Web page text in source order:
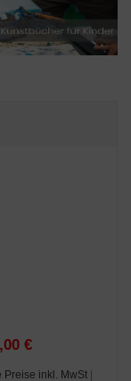
€
Preise inkl. MwSt |